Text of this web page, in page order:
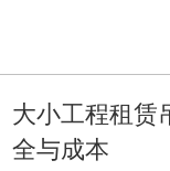
大小工程租赁
全与成本